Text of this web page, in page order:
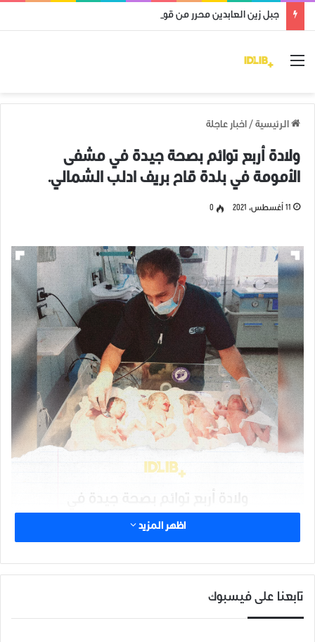
جبل زين العابدين محرر من قوات النظام وميليشياته
القائمة
الرئيسية / اخبار عاجلة
ولادة أربع توائم بصحة جيدة في مشفى
الأمومة في بلدة قاح بريف ادلب الشمالي.
11 أغسطس، 2021 0
شارك هذا الموضوع:
اظهر المزيد
تابعنا على فيسبوك